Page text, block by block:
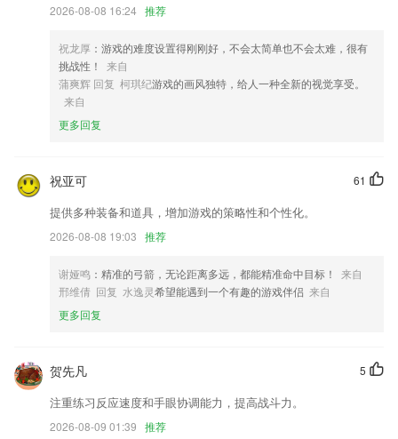
专业多语种多风格地图讲解
保存模块优化
圆管对接矩形椎管放样计算。
隐私协议优化
以上就是富亚综合app的介绍，如果您喜欢这款软件，您可以到应用商店
进行打分评论，说出您的使用经历，以帮助我们更好的对产品进行优化修
2026-08-08 16:24 推荐
祝龙厚 ：游戏的难度设置得刚刚好，不会太简单也不会太难，很有
挑战性！
来自
蒲爽辉 回复 柯琪纪游戏的画风独特，给人一种全新的视觉享受。
来自
更多回复
61
祝亚可
提供多种装备和道具，增加游戏的策略性和个性化。
2026-08-08 19:03 推荐
谢娅鸣 ：精准的弓箭，无论距离多远，都能精准命中目标！
来自
邢维倩 回复 水逸灵希望能遇到一个有趣的游戏伴侣 来自
更多回复
5
贺先凡
注重练习反应速度和手眼协调能力，提高战斗力。
2026-08-09 01:39 推荐